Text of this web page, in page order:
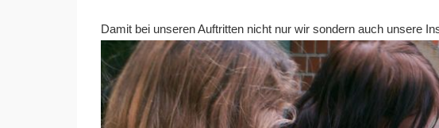
Damit bei unseren Auftritten nicht nur wir sondern auch unsere